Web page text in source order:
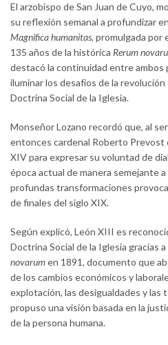
El arzobispo de San Juan de Cuyo,
su reflexión semanal a profundizar
Magnifica humanitas, promulgada por
135 años de la histórica Rerum
destacó la continuidad entre ambos
iluminar los desafíos de la
Doctrina Social de la Iglesia.
Monseñor Lozano recordó que, al
entonces cardenal Roberto Prevost
XIV para expresar su voluntad de
época actual de manera semejante
profundas transformaciones
de finales del siglo XIX.
Según explicó, León XIII es
Doctrina Social de la Iglesia gracias
novarumen 1891, documento que
de los cambios económicos y
explotación, las desigualdades y
propuso una visión basada en la
de la persona humana.